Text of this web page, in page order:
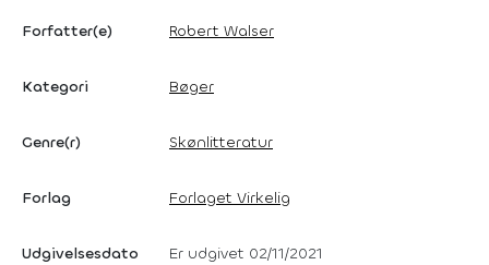
Forfatter(e) Robert Walser
Kategori Bøger
Genre(r) Skønlitteratur
Forlag Forlaget Virkelig
Udgivelsesdato Er udgivet 02/11/2021